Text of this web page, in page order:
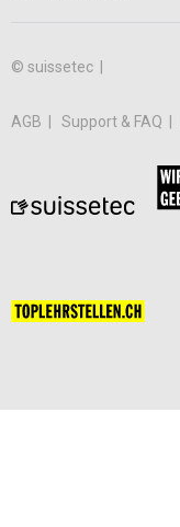
© suissetec |
AGB Support & FAQ